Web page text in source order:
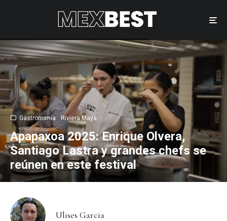
Gastronomía Riviera Maya
Apapaxoa 2025: Enrique Olvera,
Santiago Lastra y grandes chefs se
reúnen en este festival
Ulises Garcia